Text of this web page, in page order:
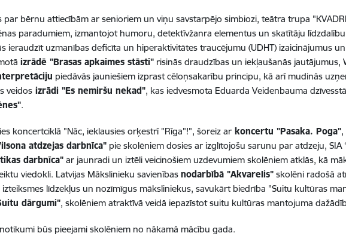
par bērnu attiecībām ar senioriem un viņu savstarpējo simbiozi, teātra trupa
paradumiem, izmantojot humoru, detektīvžanra elementus un skatītāju
ieraudzīt uzmanības deficīta un hiperaktivitātes traucējumu (UDHT) izaicinājumus
izrādē "Brasas apkaimes stāsti"risinās draudzības un iekļaušanās jautājumus,
piedāvās jauniešiem izprast cēloņsakarību principu, kā arī mudinās
veidosizrādi "Es nemiršu nekad", kas iedvesmota Eduarda Veidenbauma
.
koncertciklā "Nāc, ieklausies orķestrī "Rīga"!", šoreiz arkoncertu "Pasaka. Poga",
atdzejas darbnīca"pie skolēniem dosies ar izglītojošu sarunu par atdzeju, SIA
darbnīca"ar jaunradi un iztēli veicinošiem uzdevumiem skolēniem atklās, kā
viedokli. Latvijas Mākslinieku savienības nodarbībā "Akvarelis"skolēni radošā
līdzekļus un nozīmīgus māksliniekus, savukārt biedrība "Suitu kultūras
dārgumi", skolēniem atraktīvā veidā iepazīstot suitu kultūras mantojuma
būs pieejami skolēniem no nākamā mācību gada.